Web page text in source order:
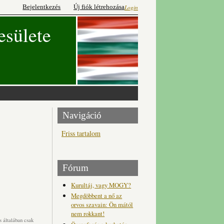
Login
Bejelentkezés Új fiók létrehozása
általában csak
Navigáció
Friss tartalom
Fórum
Kurultáj, vagy MOGY?
Megdöbbent a nő az
orvos szavain: Ön mától
nem rokkant!